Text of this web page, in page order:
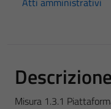
Descrizione
Misura 1.3.1